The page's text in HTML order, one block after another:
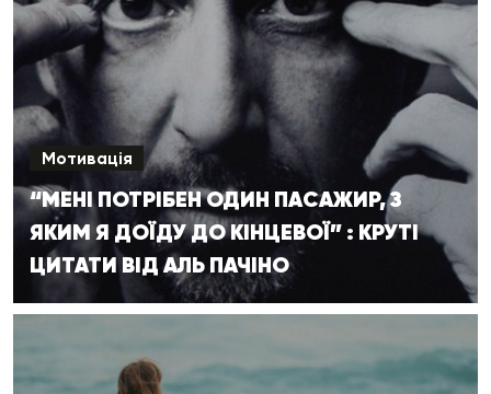
Мотивація
“МЕНІ ПОТРІБЕН ОДИН ПАСАЖИР, З
ЯКИМ Я ДОЇДУ ДО КІНЦЕВОЇ” : КРУТІ
ЦИТАТИ ВІД АЛЬ ПАЧІНО